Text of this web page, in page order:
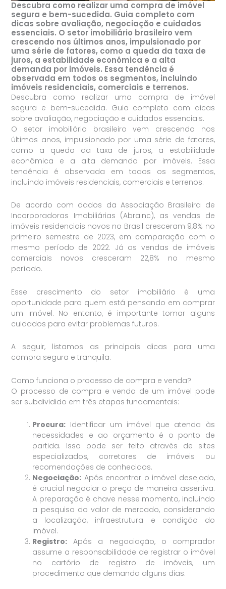
Descubra como realizar uma compra de imóvel
segura e bem-sucedida. Guia completo com
dicas sobre avaliação, negociação e cuidados
essenciais. O setor imobiliário brasileiro vem
crescendo nos últimos anos, impulsionado por
uma série de fatores, como a queda da taxa de
juros, a estabilidade econômica e a alta
demanda por imóveis. Essa tendência é
observada em todos os segmentos, incluindo
imóveis residenciais, comerciais e terrenos.
Descubra como realizar uma compra de imóvel
segura e bem-sucedida. Guia completo com dicas
sobre avaliação, negociação e cuidados essenciais.
O setor imobiliário brasileiro vem crescendo nos
últimos anos, impulsionado por uma série de fatores,
como a queda da taxa de juros, a estabilidade
econômica e a alta demanda por imóveis. Essa
tendência é observada em todos os segmentos,
incluindo imóveis residenciais, comerciais e terrenos.
De acordo com dados da Associação Brasileira de
Incorporadoras Imobiliárias (Abrainc), as vendas de
imóveis residenciais novos no Brasil cresceram 9,8% no
primeiro semestre de 2023, em comparação com o
mesmo período de 2022. Já as vendas de imóveis
comerciais novos cresceram 22,8% no mesmo
período.
Esse crescimento do setor imobiliário é uma
oportunidade para quem está pensando em comprar
um imóvel. No entanto, é importante tomar alguns
cuidados para evitar problemas futuros.
A seguir, listamos as principais dicas para uma
compra segura e tranquila:
Como funciona o processo de compra e venda?
O processo de compra e venda de um imóvel pode
ser subdividido em três etapas fundamentais:
Procura: Identificar um imóvel que atenda às
necessidades e ao orçamento é o ponto de
partida. Isso pode ser feito através de sites
especializados, corretores de imóveis ou
recomendações de conhecidos.
Negociação: Após encontrar o imóvel desejado,
é crucial negociar o preço de maneira assertiva.
A preparação é chave nesse momento, incluindo
a pesquisa do valor de mercado, considerando
a localização, infraestrutura e condição do
imóvel.
Registro: Após a negociação, o comprador
assume a responsabilidade de registrar o imóvel
no cartório de registro de imóveis, um
procedimento que demanda alguns dias.